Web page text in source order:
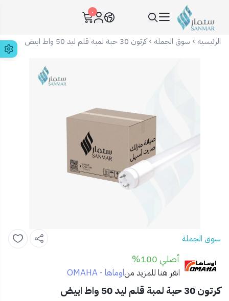
سنمار Sanmar
٠
الرئيسية سوق الجملة كرتون 30 حبة لمبة قلم ليد 50 واط ابيض
سوق الجملة
أصلي 100%
انقر هنا للمزيد مناوماها - OMAHA
كرتون 30 حبة لمبة قلم ليد 50 واط ابيض